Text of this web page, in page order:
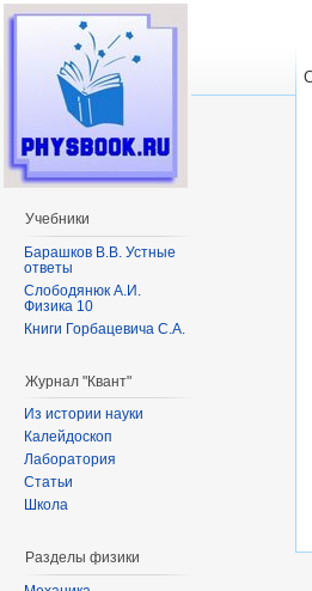
Учебники
Барашков В.В. Устные
ответы
Слободянюк А.И.
Физика 10
Книги Горбацевича С.А.
Журнал "Квант"
Из истории науки
Калейдоскоп
Лаборатория
Статьи
Школа
Разделы физики